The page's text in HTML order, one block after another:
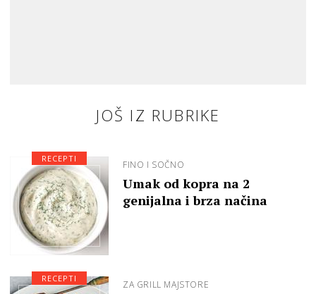
JOŠ IZ RUBRIKE
FINO I SOČNO
Umak od kopra na 2
genijalna i brza načina
RECEPTI
ZA GRILL MAJSTORE
RECEPTI